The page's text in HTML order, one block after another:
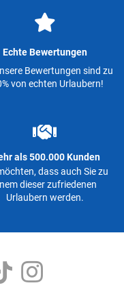
Echte Bewertungen
Bewertungen sind zu
von echten Urlaubern!
als 500.000 Kunden
dass auch Sie zu
dieser zufriedenen
Urlaubern werden.